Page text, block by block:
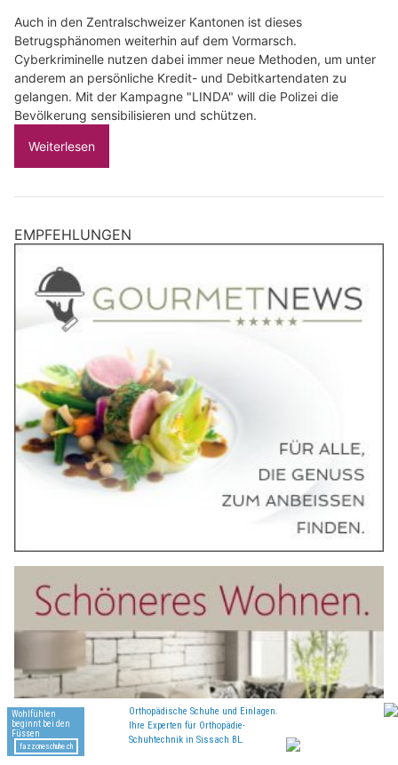
Auch in den Zentralschweizer Kantonen ist dieses
Betrugsphänomen weiterhin auf dem Vormarsch.
Cyberkriminelle nutzen dabei immer neue Methoden, um unter
anderem an persönliche Kredit- und Debitkartendaten zu
gelangen. Mit der Kampagne "LINDA" will die Polizei die
Bevölkerung sensibilisieren und schützen.
Weiterlesen
EMPFEHLUNGEN